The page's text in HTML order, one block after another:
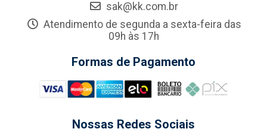
sak@kk.com.br
Atendimento de segunda a sexta-feira das
09h às 17h
Formas de Pagamento
Nossas Redes Sociais